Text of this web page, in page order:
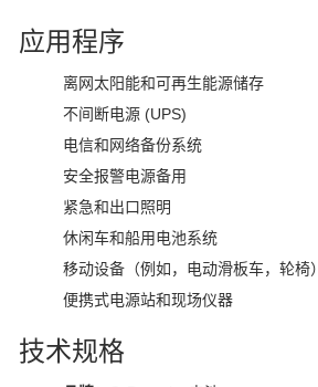
应用程序
离网太阳能和可再生能源储存
不间断电源 (UPS)
电信和网络备份系统
安全报警电源备用
紧急和出口照明
休闲车和船用电池系统
移动设备（例如，电动滑板车，轮椅）
便携式电源站和现场仪器
技术规格